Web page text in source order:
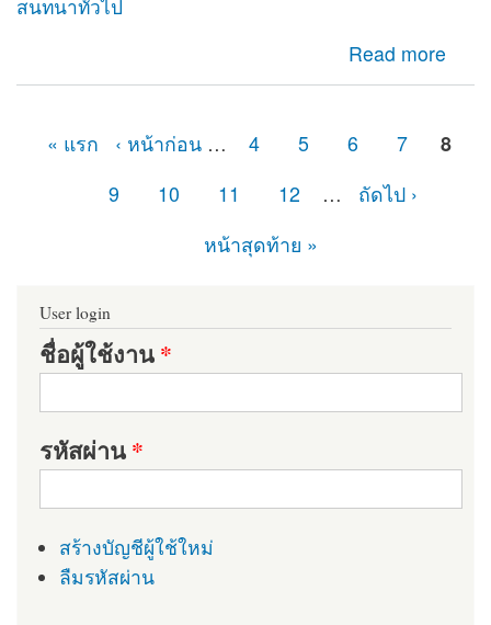
สนทนาทั่วไป
Read more
about เพจโดนแฮก จากต่างชาติ ถูกปลดออกจากผู้ดูแลเพจ
ไม่มีบทบาทใดๆเกี่ยวกับเพจ
« แรก ‹ หน้าก่อน … 4 5 6 7
8
9
10 11 12 …
ถัดไป ›
หน้าสุดท้าย »
User login
ชื่อผู้ใช้งาน*
รหัสผ่าน*
สร้างบัญชีผู้ใช้ใหม่
ลืมรหัสผ่าน